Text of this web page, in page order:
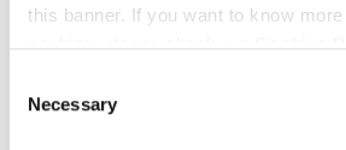
this banner. If you want to know
Selection
Necessary
Contrôle à distance partout,